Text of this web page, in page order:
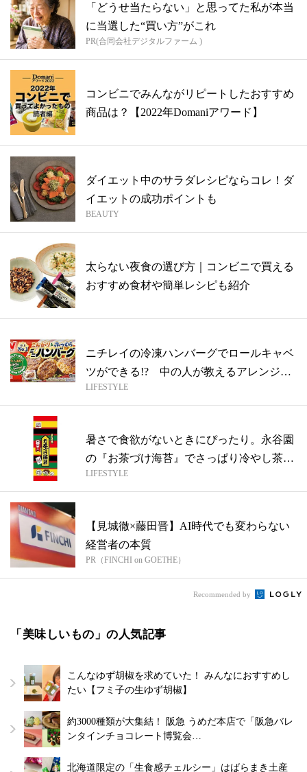
「どうせ当たらない」と思ってた私が本当
に当選した“買い方”がこれ
PR(合同会社デジタルファーム )
コンビニでみんながリピートしたおすすめ
商品は？【2022年Domaniアワード】
ダイエット中のサラダレシピならコレ！ダ
イエットの成功ポイントも
BEAUTY
太らない夜食の選び方｜コンビニで買える
おすすめ食材や簡単レシピも紹介
ニチレイの冷凍ハンバーグでロールキャベ
ツができる!? 中の人が教えるアレンジレ
シ...
LIFESTYLE
暑さで食欲がないときにぴったり。永谷園
の『お茶づけ海苔』でさっぱり冷やし茶づ
け【...
LIFESTYLE
【見城徹×藤田晋】AI時代でも変わらない
経営者の本質
PR（FINCHI on GOETHE）
Recommended by
「美味しいもの」の人気記事
こんなゆず胡椒を求めていた！ みんなにおすすめし
たい【フミ子の生ゆず胡椒】
約3000種類が大集結！ 阪急 うめだ本店で「阪急バレ
ンタインチョコレート博覧会…
北海道限定の「生食感チェルシー」はばらまき土産